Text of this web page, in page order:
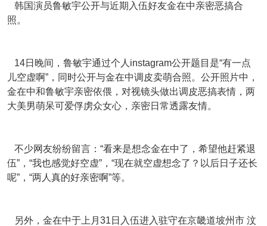
韩国演员鲁敏宇公开与近期入伍好友金在中亲密恶搞合
照。
14日晚间，鲁敏宇通过个人instagram公开题目是“有一点
儿空虚啊”，同时公开与金在中调皮卖萌合照。公开照片中，
金在中和鲁敏宇亲密依偎，对视镜头做出调皮恶搞表情，两
大美男萌呆可爱俘虏众女心，亲密日常透露友情。
不少网友纷纷留言：“看来是想念金在中了，希望他赶紧退
伍”，“我也感觉好空虚”，“现在就空虚想念了？以后日子还长
呢”，“两人真的好亲密啊”等。
另外，金在中于上月31日入伍进入驻守在京畿道坡州市 汶